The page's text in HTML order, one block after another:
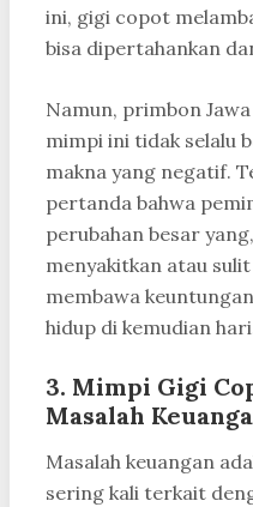
ini, gigi copot
bisa dipertahankan
Namun, primbon
mimpi ini tidak selalu
makna yang negatif.
pertanda bahwa
perubahan besar
menyakitkan atau
membawa
hidup di kemudian
3. Mimpi Gigi
Masalah
Masalah keuangan
sering kali terkait